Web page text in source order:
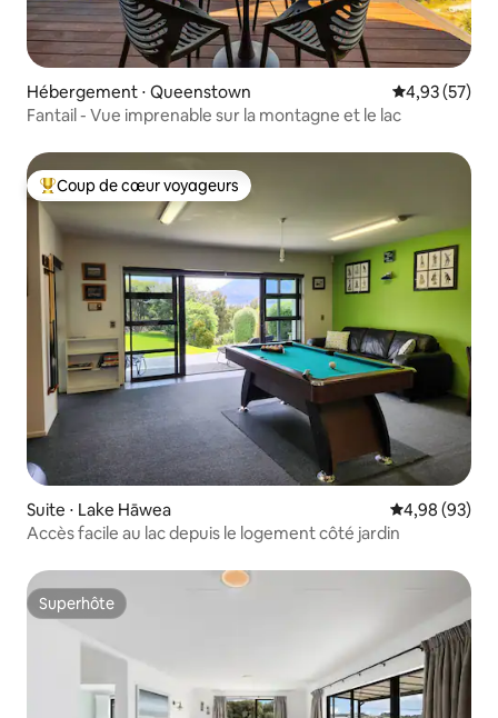
Hébergement ⋅ Queenstown Évaluation
4,93 (57)
Fantail - Vue imprenable sur la montagne et le lac
Coups de cœur voyageurs les plus appréciés
Coup de cœur voyageurs
Suite ⋅ Lake Hāwea Évaluation
4,98 (93)
Accès facile au lac depuis le logement côté jardin
Superhôte
Superhôte